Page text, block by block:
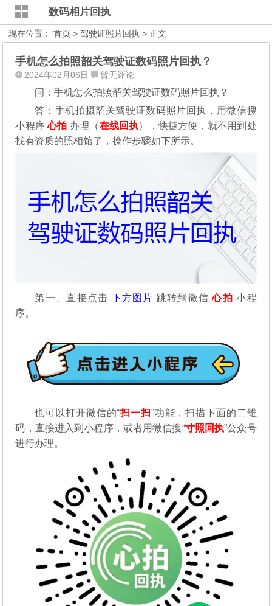
数码相片回执
现在位置：首页 >驾驶证照片回执 > 正文
手机怎么拍照韶关驾驶证数码照片回执？
2024年02月06日 暂无评论
问：手机怎么拍照韶关驾驶证数码照片回执？
答：手机拍摄韶关驾驶证数码照片回执，用微信搜
小程序心拍 办理（在线回执），快捷方便，就不用到处
找有资质的照相馆了，操作步骤如下所示。
第一、直接点击 下方图片 跳转到微信心拍小程
序。
也可以打开微信的“扫一扫”功能，扫描下面的二维
码，直接进入到小程序，或者用微信搜“寸照回执”公众号
进行办理。